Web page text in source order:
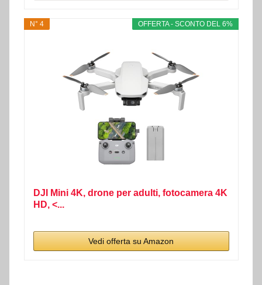
OFFERTA - SCONTO DEL 6%
N° 4
DJI Mini 4K, drone per adulti, fotocamera 4K
HD, <...
Vedi offerta su Amazon